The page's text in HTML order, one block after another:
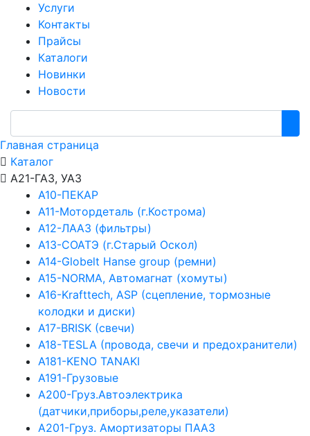
Услуги
Контакты
Прайсы
Каталоги
Новинки
Новости
Главная страница
Каталог
А21-ГАЗ, УАЗ
А10-ПЕКАР
А11-Мотордеталь (г.Кострома)
А12-ЛААЗ (фильтры)
А13-СОАТЭ (г.Старый Оскол)
А14-Globelt Hanse group (ремни)
А15-NORMA, Автомагнат (хомуты)
А16-Krafttech, ASP (сцепление, тормозные
колодки и диски)
А17-BRISK (свечи)
А18-TESLA (провода, свечи и предохранители)
А181-KENO TANAKI
А191-Грузовые
А200-Груз.Автоэлектрика
(датчики,приборы,реле,указатели)
А201-Груз. Амортизаторы ПААЗ